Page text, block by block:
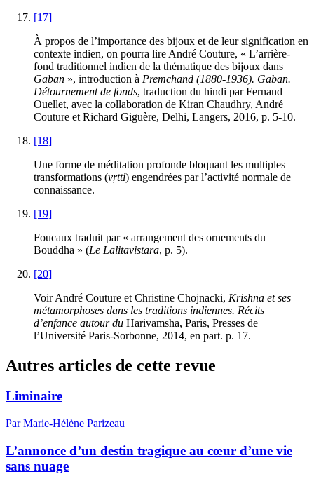
[17]
À propos de l’importance des bijoux et de leur signification en
contexte indien, on pourra lire André Couture, « L’arrière-
fond traditionnel indien de la thématique des bijoux dans
Gaban », introduction à Premchand (1880-1936). Gaban.
Détournement de fonds, traduction du hindi par Fernand
Ouellet, avec la collaboration de Kiran Chaudhry, André
Couture et Richard Giguère, Delhi, Langers, 2016, p. 5-10.
[18]
Une forme de méditation profonde bloquant les multiples
transformations (vṛtti) engendrées par l’activité normale de
connaissance.
[19]
Foucaux traduit par « arrangement des ornements du
Bouddha » (Le Lalitavistara, p. 5).
[20]
Voir André Couture et Christine Chojnacki, Krishna et ses
métamorphoses dans les traditions indiennes. Récits
d’enfance autour du Harivamsha, Paris, Presses de
l’Université Paris-Sorbonne, 2014, en part. p. 17.
Autres articles de cette revue
Liminaire
Par Marie-Hélène Parizeau
L’annonce d’un destin tragique au cœur d’une vie
sans nuage